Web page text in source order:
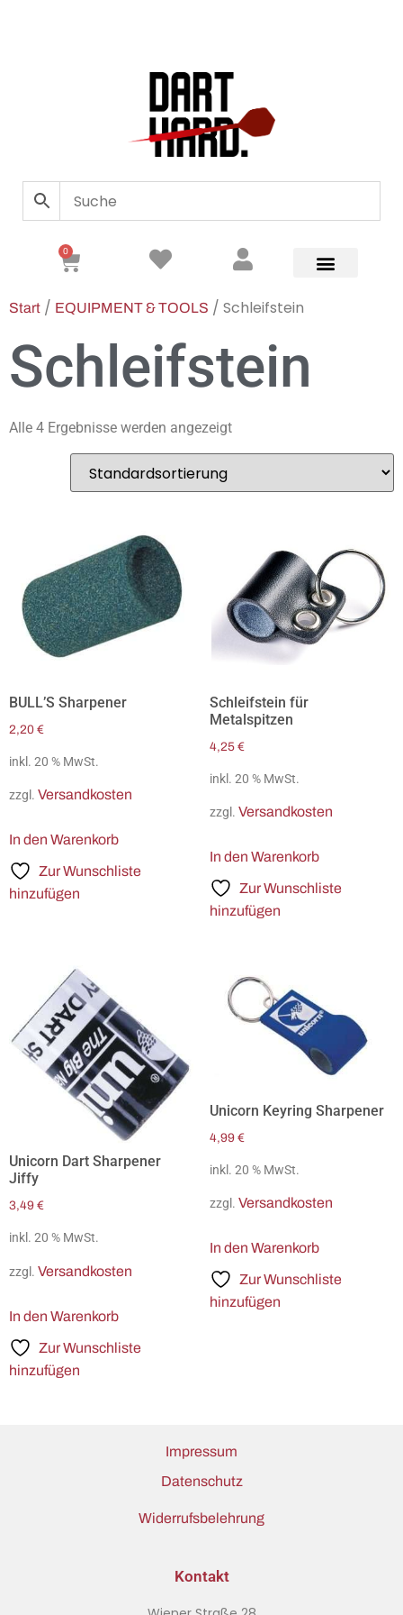
0
Start / EQUIPMENT & TOOLS / Schleifstein
Schleifstein
Alle 4 Ergebnisse werden angezeigt
BULL’S Sharpener
2,20 €
inkl. 20 % MwSt.
zzgl. Versandkosten
In den Warenkorb
Zur Wunschliste
hinzufügen
Schleifstein für
Metalspitzen
4,25 €
inkl. 20 % MwSt.
zzgl. Versandkosten
In den Warenkorb
Zur Wunschliste
hinzufügen
Unicorn Dart Sharpener
Jiffy
3,49 €
inkl. 20 % MwSt.
zzgl. Versandkosten
In den Warenkorb
Zur Wunschliste
hinzufügen
Unicorn Keyring Sharpener
4,99 €
inkl. 20 % MwSt.
zzgl. Versandkosten
In den Warenkorb
Zur Wunschliste
hinzufügen
Impressum
Datenschutz
Widerrufsbelehrung
Kontakt